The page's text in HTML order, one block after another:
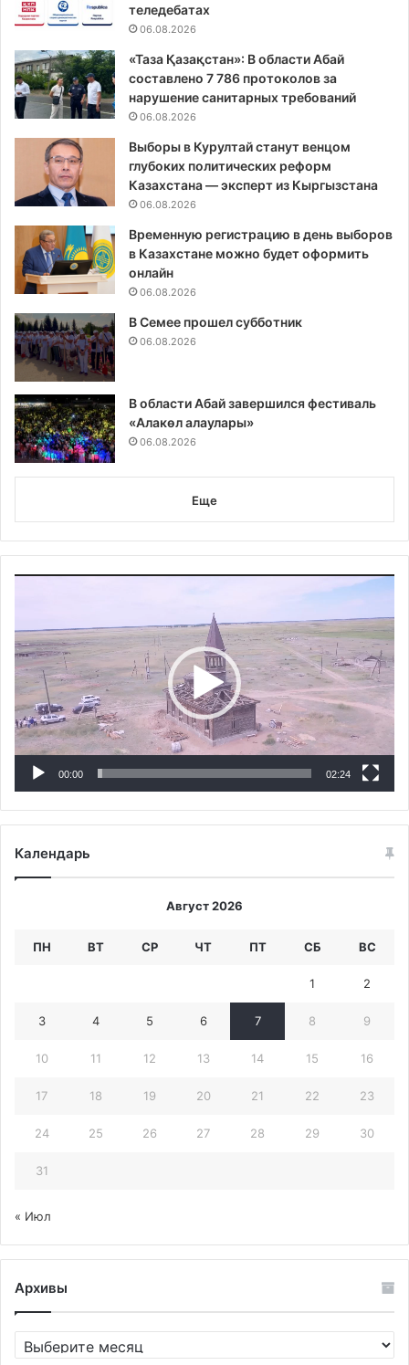
теледебатах
06.08.2026
«Таза Қазақстан»: В области Абай
составлено 7 786 протоколов за
нарушение санитарных требований
06.08.2026
Выборы в Курултай станут венцом
глубоких политических реформ
Казахстана — эксперт из Кыргызстана
06.08.2026
Временную регистрацию в день выборов
в Казахстане можно будет оформить
онлайн
06.08.2026
В Семее прошел субботник
06.08.2026
В области Абай завершился фестиваль
«Алакөл алаулары»
06.08.2026
Еще
00:00 02:24
Календарь
Август 2026
ПН ВТ СР ЧТ ПТ СБ ВС
1 2
3 4 5 6 7 8 9
10 11 12 13 14 15 16
17 18 19 20 21 22 23
24 25 26 27 28 29 30
31
« Июл
Архивы
Архивы